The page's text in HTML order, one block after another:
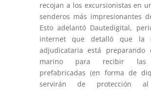
recojan a los excursionistas en
senderos más impresionantes
Esto adelantó Dautedigital,
internet que detalló que la
adjudicataria está preparando
marino para recibir las
prefabricadas (en forma de
servirán de protección